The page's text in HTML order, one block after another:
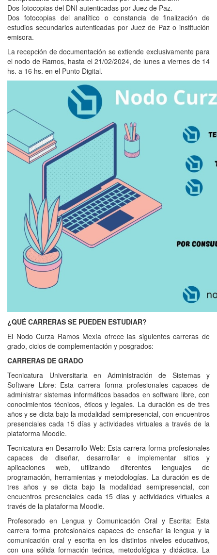
Dos fotocopias del DNI autenticadas por Juez de Paz.
Dos fotocopias del analítico o constancia de finalización de
estudios secundarios autenticadas por Juez de Paz o institución
emisora.
La recepción de documentación se extiende exclusivamente para
el nodo de Ramos, hasta el 21/02/2024, de lunes a viernes de 14
hs. a 16 hs. en el Punto Digital.
¿QUÉ CARRERAS SE PUEDEN ESTUDIAR?
El Nodo Curza Ramos Mexía ofrece las siguientes carreras de
grado, ciclos de complementación y posgrados:
CARRERAS DE GRADO
Tecnicatura Universitaria en Administración de Sistemas y
Software Libre: Esta carrera forma profesionales capaces de
administrar sistemas informáticos basados en software libre, con
conocimientos técnicos, éticos y legales. La duración es de tres
años y se dicta bajo la modalidad semipresencial, con encuentros
presenciales cada 15 días y actividades virtuales a través de la
plataforma Moodle.
Tecnicatura en Desarrollo Web: Esta carrera forma profesionales
capaces de diseñar, desarrollar e implementar sitios y
aplicaciones web, utilizando diferentes lenguajes de
programación, herramientas y metodologías. La duración es de
tres años y se dicta bajo la modalidad semipresencial, con
encuentros presenciales cada 15 días y actividades virtuales a
través de la plataforma Moodle.
Profesorado en Lengua y Comunicación Oral y Escrita: Esta
carrera forma profesionales capaces de enseñar la lengua y la
comunicación oral y escrita en los distintos niveles educativos,
con una sólida formación teórica, metodológica y didáctica. La